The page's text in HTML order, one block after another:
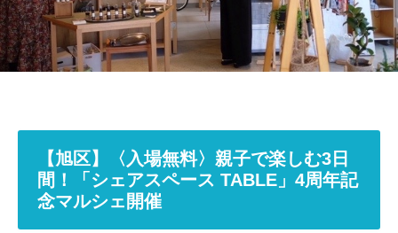
【旭区】〈入場無料〉親子で楽しむ3日
間！「シェアスペース TABLE」4周年記
念マルシェ開催